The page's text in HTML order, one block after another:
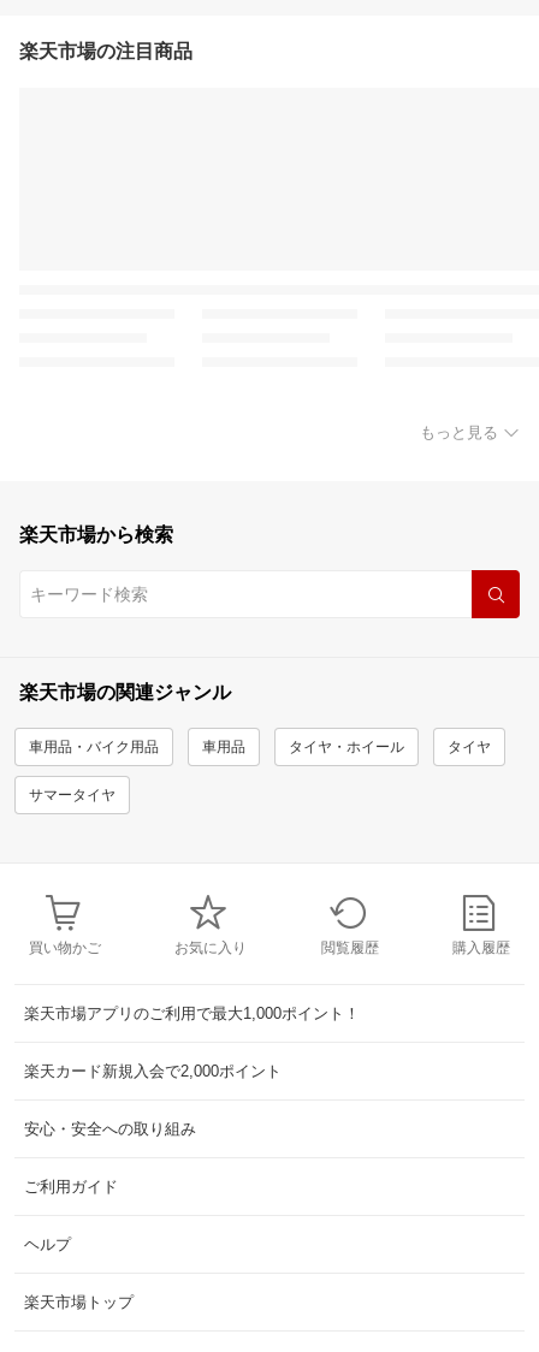
楽天市場の注目商品
もっと見る
楽天市場から検索
楽天市場の関連ジャンル
車用品・バイク用品 車用品 タイヤ・ホイール タイヤ
サマータイヤ
買い物かご お気に入り 閲覧履歴 購入履歴
楽天市場アプリのご利用で最大1,000ポイント！
楽天カード新規入会で2,000ポイント
安心・安全への取り組み
ご利用ガイド
ヘルプ
楽天市場トップ